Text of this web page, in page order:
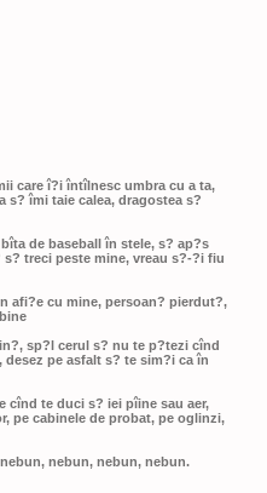
care î?i întîlnesc umbra cu a ta,
s? îmi taie calea, dragostea s?
de baseball în stele, s? ap?s
treci peste mine, vreau s?-?i fiu
afi?e cu mine, persoan? pierdut?,
sp?l cerul s? nu te p?tezi cînd
pe asfalt s? te sim?i ca în
cînd te duci s? iei pîine sau aer,
pe cabinele de probat, pe oglinzi,
nebun, nebun, nebun.